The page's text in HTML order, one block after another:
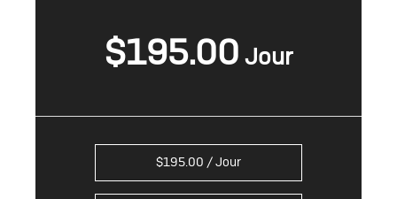
$195.00
$195.00 / Jour